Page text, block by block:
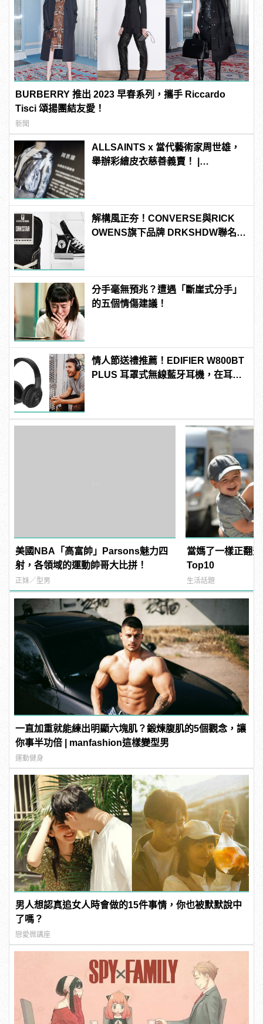
BURBERRY 推出 2023 早春系列，攜手 Riccardo
Tisci 頌揚團結友愛！
新聞
ALLSAINTS x 當代藝術家周世雄，
舉辦彩繪皮衣慈善義賣！ |
解構風正夯！CONVERSE與RICK
OWENS旗下品牌 DRKSHDW聯名，
分手毫無預兆？遭遇「斷崖式分手」
的五個情傷建議！
情人節送禮推薦！EDIFIER W800BT
PLUS 耳罩式無線藍牙耳機，在耳邊
美國NBA「高富帥」Parsons魅力四
射，各領域的運動帥哥大比拼！
正妹／型男
當媽了一樣正翻
Top10
生活話題
一直加重就能練出明顯六塊肌？鍛煉腹肌的5個觀念，讓
你事半功倍 | manfashion這樣變型男
運動健身
男人想認真追女人時會做的15件事情，你也被默默說中
了嗎？
戀愛微講座